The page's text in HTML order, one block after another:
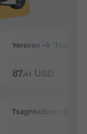
Yerevan
87.41 USD
Tsaghkadzor